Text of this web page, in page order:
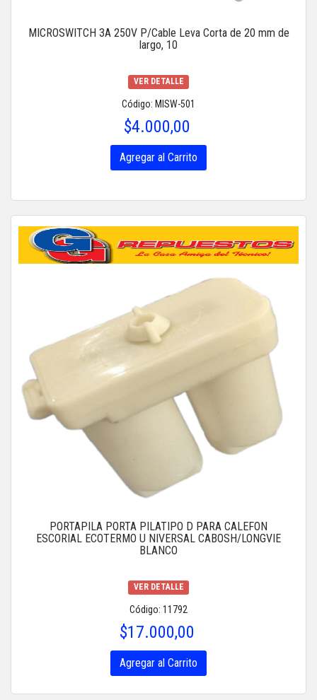
MICROSWITCH 3A 250V P/Cable Leva Corta de 20 mm de
largo, 10
VER DETALLE
Código: MISW-501
$4.000,00
Agregar al Carrito
PORTAPILA PORTA PILATIPO D PARA CALEFON
ESCORIAL ECOTERMO U NIVERSAL CABOSH/LONGVIE
BLANCO
VER DETALLE
Código: 11792
$17.000,00
Agregar al Carrito